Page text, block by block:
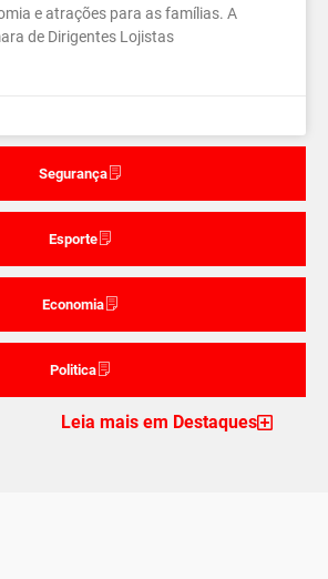
Segurança
Esporte
Economia
Politica
e atrações para as famílias. A
de Dirigentes Lojistas
Leia mais em Destaques